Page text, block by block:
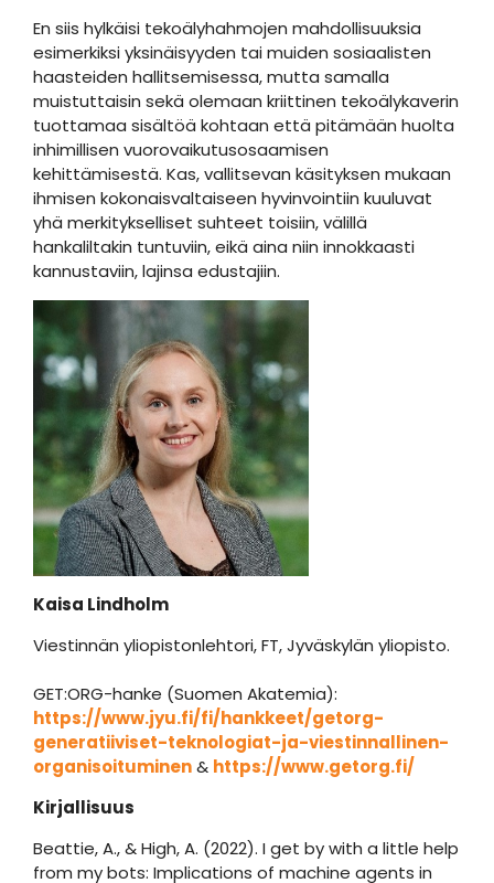
En siis hylkäisi tekoälyhahmojen mahdollisuuksia
esimerkiksi yksinäisyyden tai muiden sosiaalisten
haasteiden hallitsemisessa, mutta samalla
muistuttaisin sekä olemaan kriittinen tekoälykaverin
tuottamaa sisältöä kohtaan että pitämään huolta
inhimillisen vuorovaikutusosaamisen
kehittämisestä. Kas, vallitsevan käsityksen mukaan
ihmisen kokonaisvaltaiseen hyvinvointiin kuuluvat
yhä merkitykselliset suhteet toisiin, välillä
hankaliltakin tuntuviin, eikä aina niin innokkaasti
kannustaviin, lajinsa edustajiin.
Kaisa Lindholm
Viestinnän yliopistonlehtori, FT, Jyväskylän yliopisto.
GET:ORG-hanke (Suomen Akatemia):
https://www.jyu.fi/fi/hankkeet/getorg-
generatiiviset-teknologiat-ja-viestinnallinen-
organisoituminen& https://www.getorg.fi/
Kirjallisuus
Beattie, A., & High, A. (2022). I get by with a little help
from my bots: Implications of machine agents in